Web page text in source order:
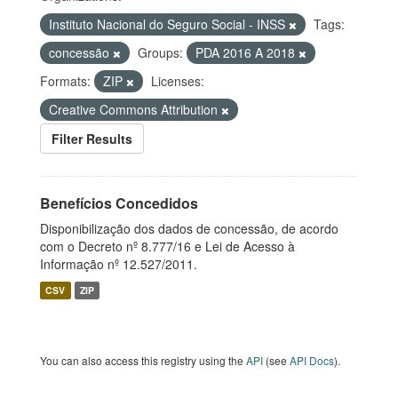
Instituto Nacional do Seguro Social - INSS
Tags:
concessão
Groups:
PDA 2016 A 2018
Formats:
ZIP
Licenses:
Creative Commons Attribution
Filter Results
Benefícios Concedidos
Disponibilização dos dados de concessão, de acordo
com o Decreto nº 8.777/16 e Lei de Acesso à
Informação nº 12.527/2011.
CSV ZIP
You can also access this registry using the API (see API Docs).